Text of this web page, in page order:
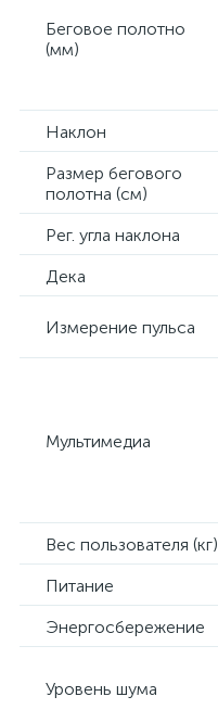
Беговое полотно
(мм)
Наклон
Размер бегового
полотна (см)
Рег. угла наклона
Дека
Измерение пульса
Мультимедиа
Вес пользователя (кг)
Питание
Энергосбережение
Уровень шума